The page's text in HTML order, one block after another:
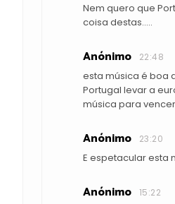
Nem quero que
coisa destas.....
Anónimo 22:48
esta música é boa
Portugal levar a
música para
Anónimo 23:20
E espetacular esta
Anónimo 15:22